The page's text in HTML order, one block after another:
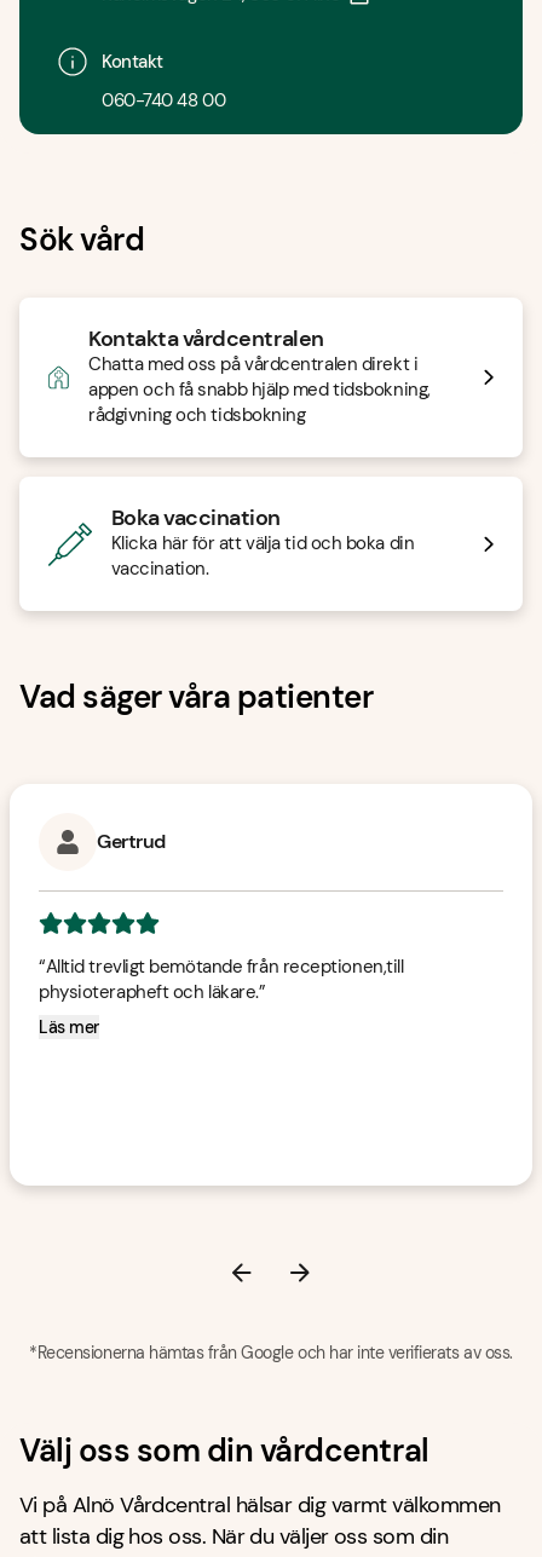
Kontakt
060-740 48 00
Sök vård
Kontakta vårdcentralen
Chatta med oss på vårdcentralen direkt i
appen och få snabb hjälp med tidsbokning,
rådgivning och tidsbokning
Boka vaccination
Klicka här för att välja tid och boka din
vaccination.
Vad säger våra patienter
5av 5 stjärnor
Gertrud
“Alltid trevligt bemötande från receptionen,till
physioterapheft och läkare.”
Läs mer
*Recensionerna hämtas från Google och har inte verifierats av oss.
Välj oss som din vårdcentral
Vi på Alnö Vårdcentral hälsar dig varmt välkommen
att lista dig hos oss. När du väljer oss som din